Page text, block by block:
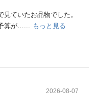
ていたお品物でした。
算が…... もっと見る
2026-08-07